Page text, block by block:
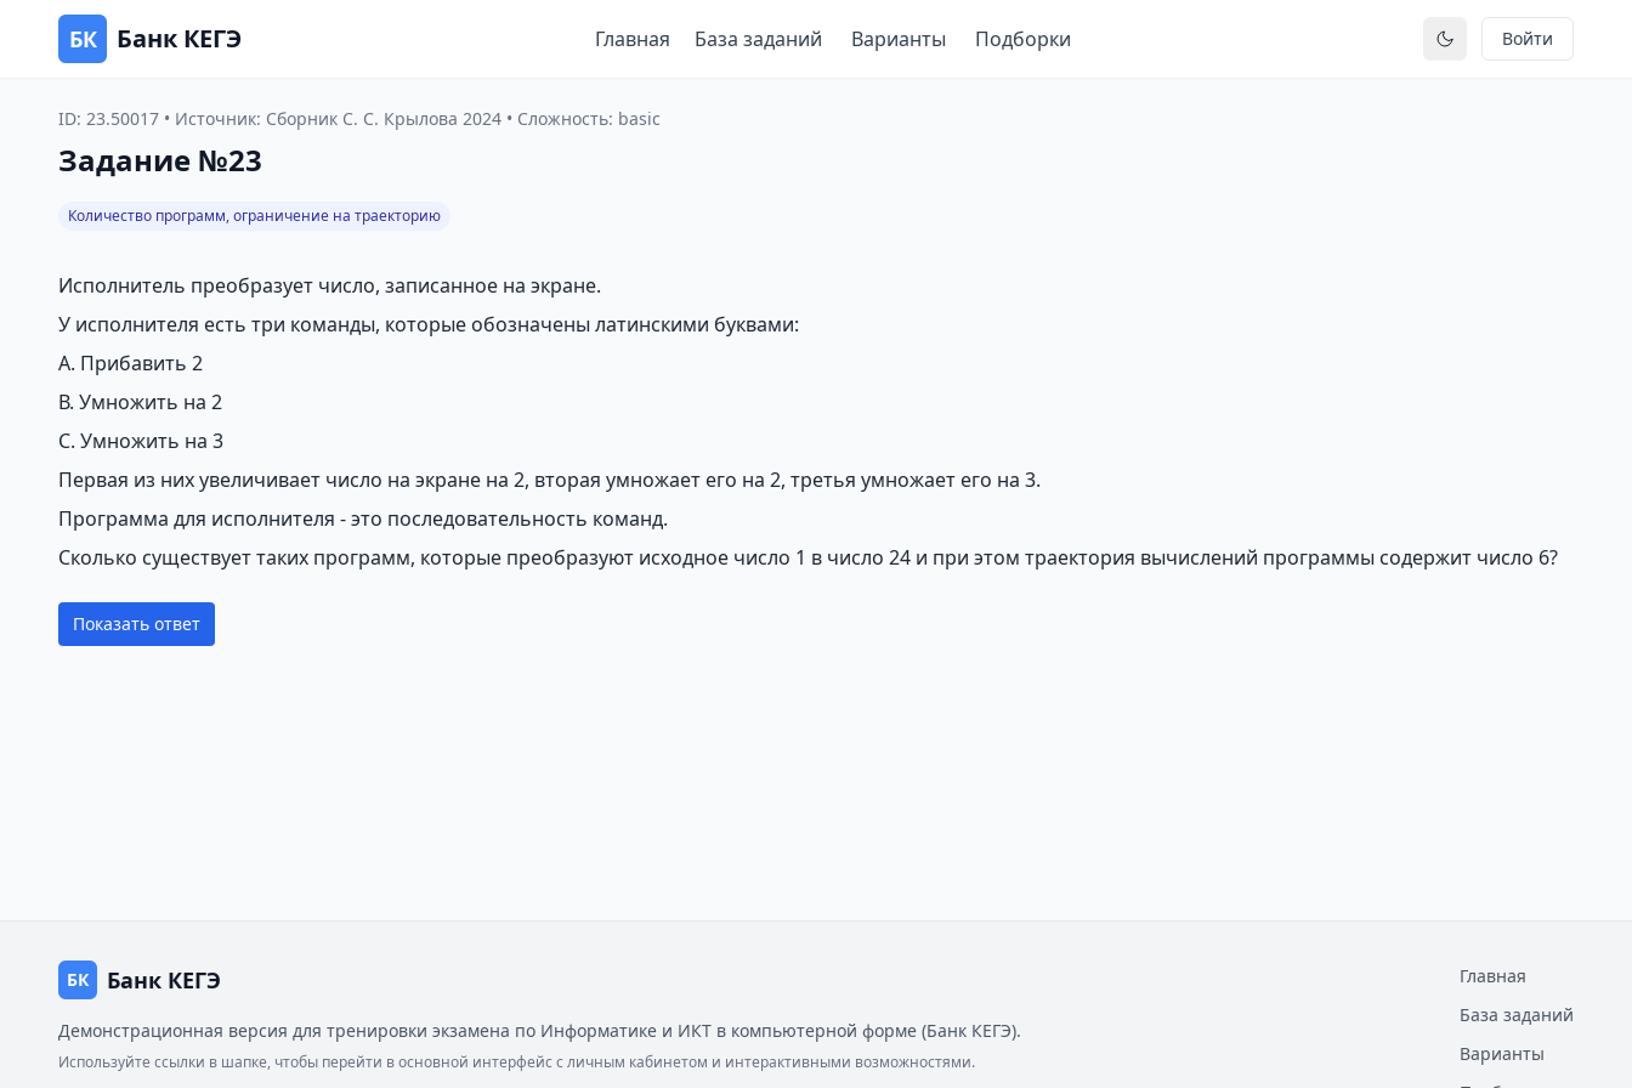
БК Банк КЕГЭ Главная База заданий Варианты Подборки Переключить тему
Войти
ID: 23.50017 • Источник: Сборник С. С. Крылова 2024 • Сложность: basic
Задание №23
Количество программ, ограничение на траекторию
Исполнитель преобразует число, записанное на экране.
У исполнителя есть три команды, которые обозначены латинскими буквами:
А. Прибавить 2
В. Умножить на 2
С. Умножить на 3
Первая из них увеличивает число на экране на 2, вторая умножает его на 2, третья умножает его на 3.
Программа для исполнителя - это последовательность команд.
Сколько существует таких программ, которые преобразуют исходное число 1 в число 24 и при этом траектория вычислений программы содержит число 6?
Показать ответ
БК Банк КЕГЭ
Демонстрационная версия для тренировки экзамена по Информатике и ИКТ в компьютерной форме (Банк КЕГЭ).
Используйте ссылки в шапке, чтобы перейти в основной интерфейс с личным кабинетом и интерактивными возможностями.
Главная
База заданий
Варианты